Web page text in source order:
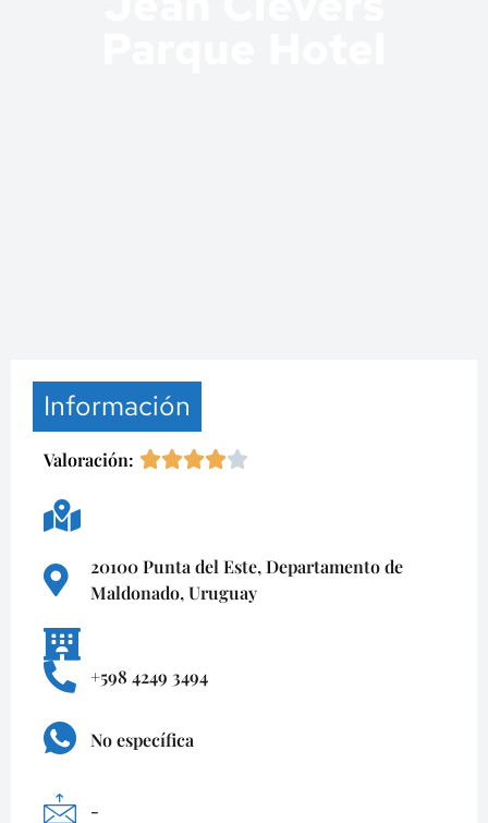
Información
Valoración:
20100 Punta del Este, Departamento de
Maldonado, Uruguay
+598 4249 3494
No específica
-